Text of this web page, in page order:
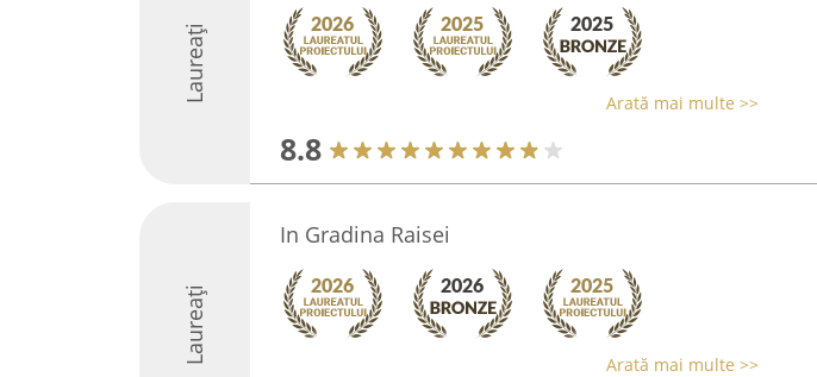
Laureați Arată mai multe >>
8.8
Laureați
In Gradina Raisei
Arată mai multe >>